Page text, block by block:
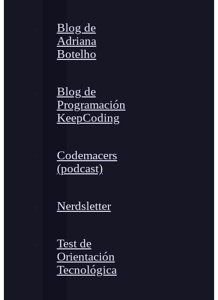
Blog de
Adriana
Botelho
Blog de
Programación
KeepCoding
Codemacers
(podcast)
Nerdsletter
Test de
Orientación
Tecnológica